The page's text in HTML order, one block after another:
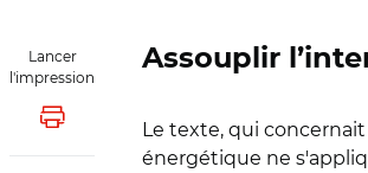
Lancer
l'impression
Lancer l'impression
Assouplir
Le texte, qui
énergétique ne